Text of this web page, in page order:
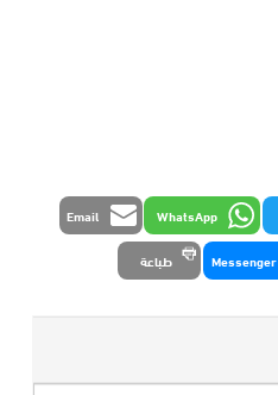
WhatsApp
Email
Messenger طباعة